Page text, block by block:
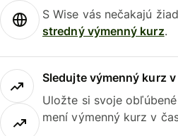
S Wise vás nečakajú
stredný výmenný kurz.
Sledujte výmenný kurz
Uložte si svoje
mení výmenný kurz v